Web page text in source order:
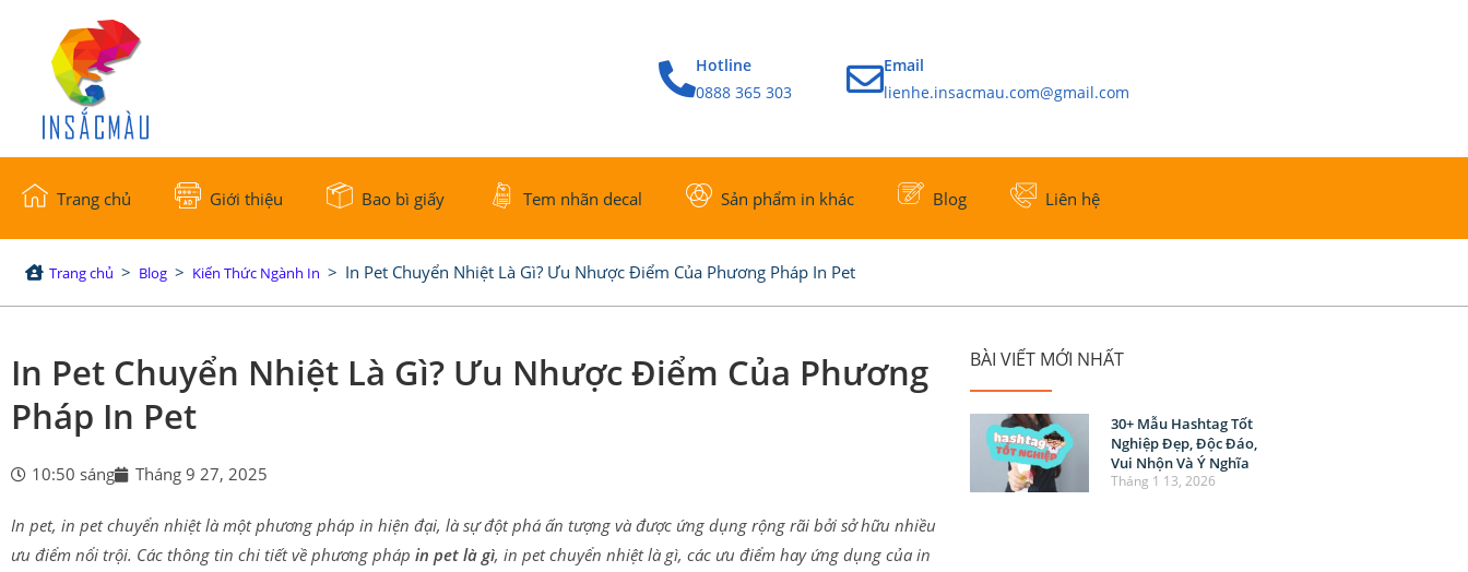
Hotline
0888 365 303
Email
lienhe.insacmau.com@gmail.com
Trang chủ Giới thiệu Bao bì giấy Tem nhãn decal Sản phẩm in khác Blog Liên hệ
Trang chủ > Blog > Kiến Thức Ngành In > In Pet Chuyển Nhiệt Là Gì? Ưu Nhược Điểm Của Phương Pháp In Pet
In Pet Chuyển Nhiệt Là Gì? Ưu Nhược Điểm Của Phương
Pháp In Pet
10:50 sáng Tháng 9 27, 2025
In pet, in pet chuyển nhiệt là một phương pháp in hiện đại, là sự đột phá ấn tượng và được ứng dụng rộng rãi bởi sở hữu nhiều
ưu điểm nổi trội. Các thông tin chi tiết về phương pháp in pet là gì, in pet chuyển nhiệt là gì, các ưu điểm hay ứng dụng của in
BÀI VIẾT MỚI NHẤT
30+ Mẫu Hashtag Tốt
Nghiệp Đẹp, Độc Đáo,
Vui Nhộn Và Ý Nghĩa
Tháng 1 13, 2026